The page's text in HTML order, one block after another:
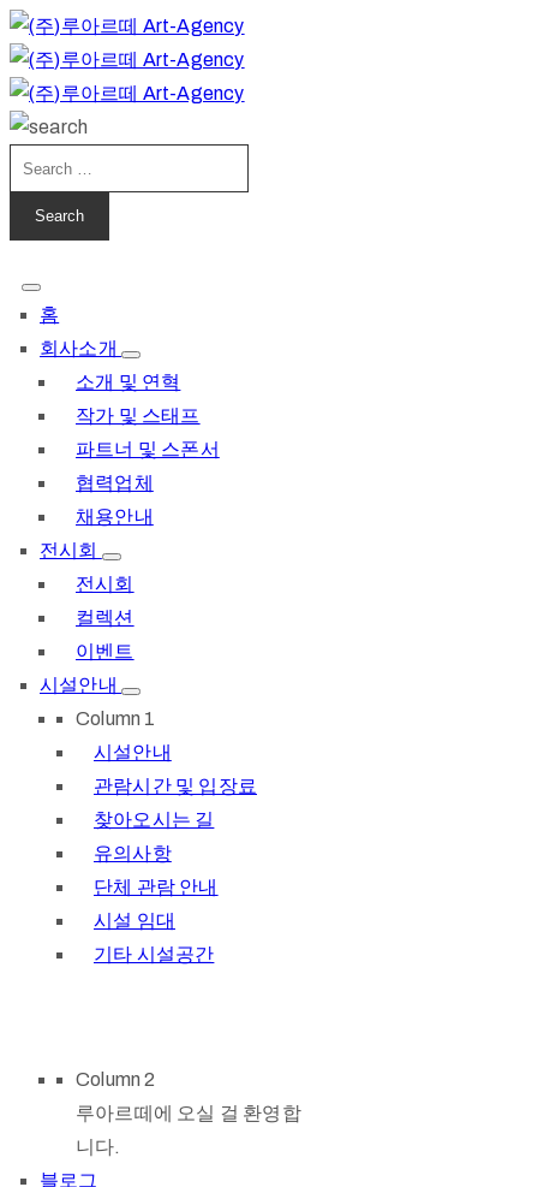
홈
회사소개
소개 및 연혁
작가 및 스태프
파트너 및 스폰서
협력업체
채용안내
전시회
전시회
컬렉션
이벤트
시설안내
Column 1
시설안내
관람시간 및 입장료
찾아오시는 길
유의사항
단체 관람 안내
시설 임대
기타 시설공간
Column 2
루아르떼에 오실 걸 환영합
니다.
블로그